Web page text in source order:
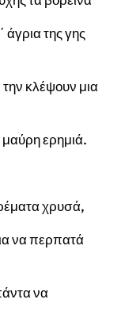
άγρια της γης
κλέψουν μια
μαύρη ερημιά.
χρυσά,
να περπατά
να